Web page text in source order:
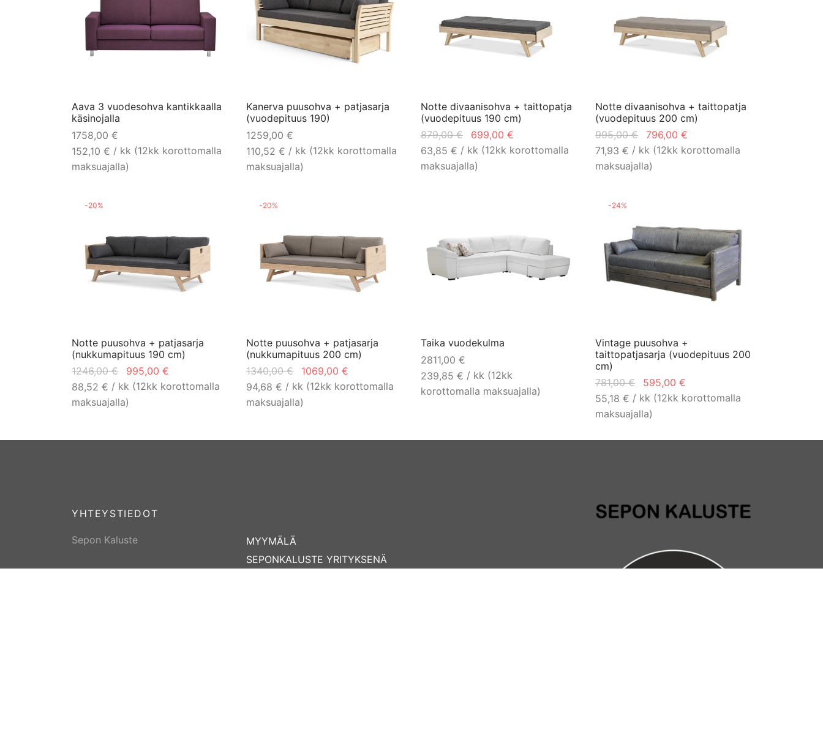
Aava 3 vuodesohva kantikkaalla
käsinojalla
1758,00 €
152,10 € / kk (12kk korottomalla
maksuajalla)
Kanerva puusohva + patjasarja
(vuodepituus 190)
1259,00 €
110,52 € / kk (12kk korottomalla
maksuajalla)
Notte divaanisohva + taittopatja
(vuodepituus 190 cm)
879,00€
Alkuperäinen
hinta oli:
879,00 €.
699,00 €
hinta on:
63,85 € / kk (12kk korottomalla
maksuajalla)
Notte divaanisohva + taittopatja
(vuodepituus 200 cm)
995,00€
Alkuperäinen
hinta oli:
995,00 €.
796,00 €
hinta on:
71,93 € / kk (12kk korottomalla
maksuajalla)
-20%
Notte puusohva + patjasarja
(nukkumapituus 190 cm)
1246,00€
Alkuperäinen
hinta oli:
1246,00 €.
995,00 €
hinta on:
88,52 € / kk (12kk korottomalla
maksuajalla)
-20%
Notte puusohva + patjasarja
(nukkumapituus 200 cm)
1340,00€
Alkuperäinen
hinta oli:
1340,00 €.
1069,00 €
hinta on:
94,68 € / kk (12kk korottomalla
maksuajalla)
Taika vuodekulma
2811,00 €
239,85 € / kk (12kk
korottomalla maksuajalla)
-24%
Vintage puusohva +
taittopatjasarja (vuodepituus 200
cm)
781,00€
Alkuperäinen
hinta oli:
781,00 €.
595,00 €
hinta on:
55,18 € / kk (12kk korottomalla
maksuajalla)
YHTEYSTIEDOT
Sepon Kaluste
MYYMÄLÄ
SEPONKALUSTE YRITYKSENÄ